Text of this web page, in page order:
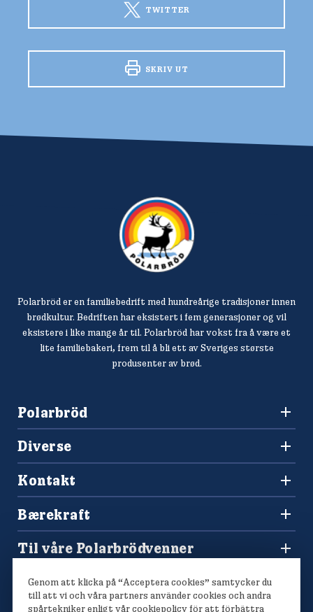
TWITTER
SKRIV UT
Polarbröd er en familiebedrift med hundreårige tradisjoner innen
brødkultur. Bedriften har eksistert i fem generasjoner og vil
eksistere i like mange år til. Polarbröd har vokst fra å være et
lite familiebakeri, frem til å bli ett av Sveriges største
produsenter av brød.
Polarbröd
+47 477 00 266
salg@finkrogh.no
Diverse
Oppskrifter
Våre brød
Kontakt
Spørsmål og svar
Bærekraft
Polarmetoden
Til våre Polarbrödvenner
Konkurranser
Genom att klicka på “Acceptera cookies” samtycker du
till att vi och våra partners använder cookies och andra
spårtekniker enligt vårcookiepolicyför att förbättra